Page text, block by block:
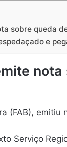
sobre queda
e
(FAB),
Serviço